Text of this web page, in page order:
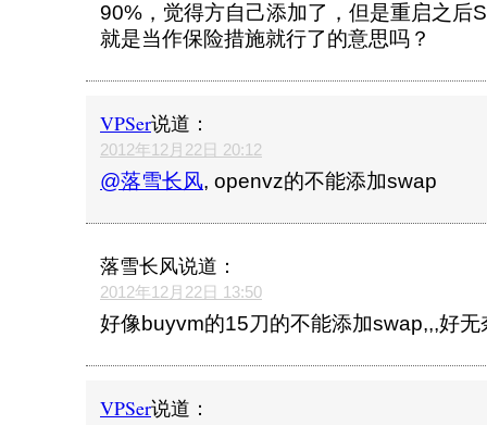
90%，觉得方自己添加了，但是重启之后
就是当作保险措施就行了的意思吗？
VPSer说道：
2012年12月22日 20:12
@落雪长风, openvz的不能添加swap
落雪长风说道：
2012年12月22日 13:50
好像buyvm的15刀的不能添加swap,,,好无
VPSer说道：